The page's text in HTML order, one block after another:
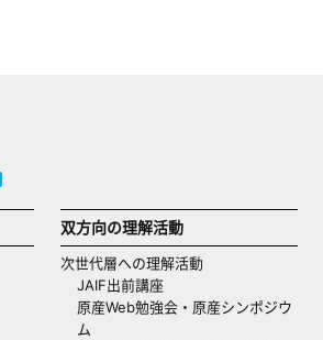
双方向の理解活動
次世代層への理解活動
JAIF出前講座
原産Web勉強会・原産シンポジウ
ム